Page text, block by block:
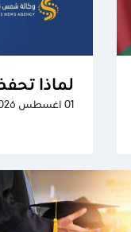
لماذا
01 اغسطس 2026